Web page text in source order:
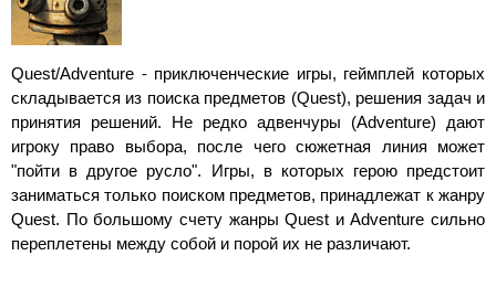
Quest/Adventure - приключенческие игры, геймплей которых
складывается из поиска предметов (Quest), решения задач и
принятия решений. Не редко адвенчуры (Adventure) дают
игроку право выбора, после чего сюжетная линия может
"пойти в другое русло". Игры, в которых герою предстоит
заниматься только поиском предметов, принадлежат к жанру
Quest. По большому счету жанры Quest и Adventure сильно
переплетены между собой и порой их не различают.